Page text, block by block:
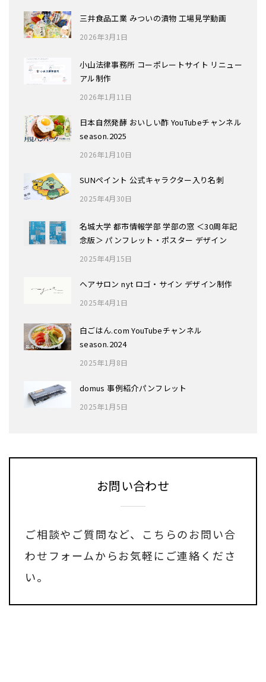
三井食品工業 みついの漬物 工場見学動画
2026年3月1日
小山法律事務所 コーポレートサイト リニュー
アル制作
2026年1月11日
日本自然発酵 おいしい酢 YouTubeチャンネル
season.2025
2026年1月10日
SUNペイント 公式キャラクター入り名刺
2025年4月30日
名城大学 都市情報学部 学部の窓 ＜30周年記
念版＞ パンフレット・ポスター デザイン
2025年4月15日
ヘアサロン nyt ロゴ・サイン デザイン制作
2025年4月1日
白ごはん.com YouTubeチャンネル
season.2024
2025年1月8日
domus 事例紹介パンフレット
2025年1月5日
お問い合わせ
ご相談やご質問など、
こちらのお問い合
わせフォームからお気軽にご連絡くださ
い。